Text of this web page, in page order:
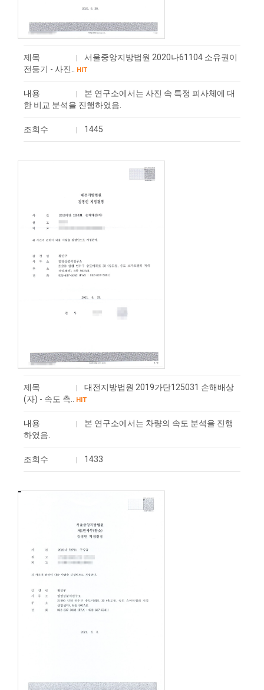
제목
서울중앙지방법원 2020나61104 소유권이
전등기 - 사진..
HIT
내용
본 연구소에서는 사진 속 특정 피사체에 대
한 비교 분석을 진행하였음.
조회수 1445
제목
대전지방법원 2019가단125031 손해배상
(자) - 속도 측..
HIT
내용
본 연구소에서는 차량의 속도 분석을 진행
하였음.
조회수 1433